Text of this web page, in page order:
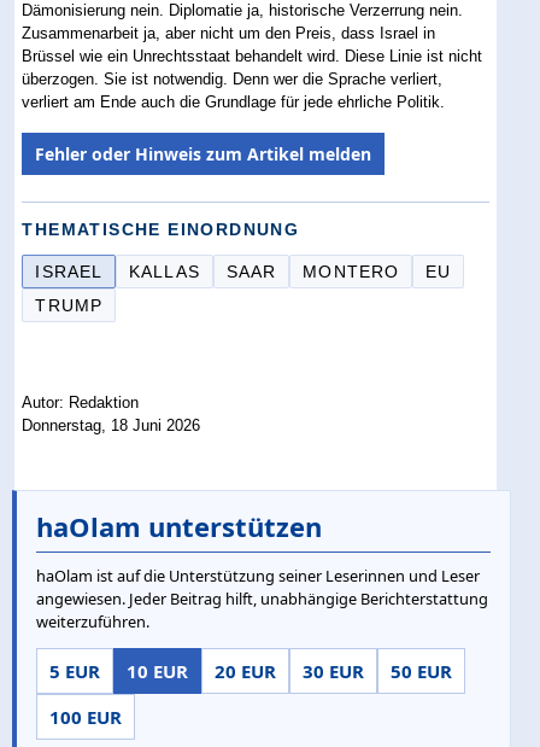
Dämonisierung nein. Diplomatie ja, historische Verzerrung nein.
Zusammenarbeit ja, aber nicht um den Preis, dass Israel in
Brüssel wie ein Unrechtsstaat behandelt wird. Diese Linie ist nicht
überzogen. Sie ist notwendig. Denn wer die Sprache verliert,
verliert am Ende auch die Grundlage für jede ehrliche Politik.
Fehler oder Hinweis zum Artikel melden
THEMATISCHE EINORDNUNG
ISRAEL KALLAS SAAR MONTERO
EU
TRUMP
Autor: Redaktion
Donnerstag, 18 Juni 2026
haOlam unterstützen
haOlam ist auf die Unterstützung seiner Leserinnen und Leser
angewiesen. Jeder Beitrag hilft, unabhängige Berichterstattung
weiterzuführen.
5 EUR 10 EUR 20 EUR 30 EUR
50 EUR
100 EUR